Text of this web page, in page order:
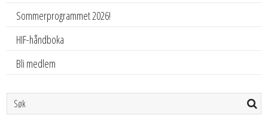
Sommerprogrammet 2026!
HIF-håndboka
Bli medlem